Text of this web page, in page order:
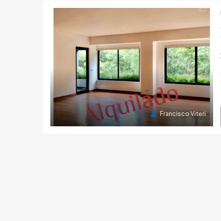
Francisco Viteri
6 años atrás
1 año atrás
USD 390,000